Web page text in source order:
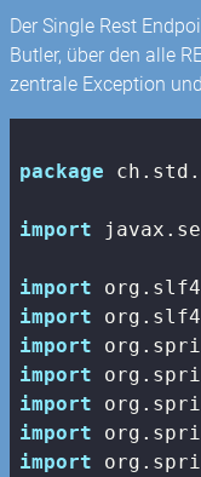
Der Single Rest
Butler, über den alle
zentrale Exception
package
import
import
import
import
import
import
import
import